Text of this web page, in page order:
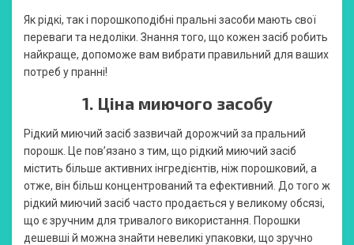
Як рідкі, так і порошкоподібні пральні засоби мають свої
переваги та недоліки. Знання того, що кожен засіб робить
найкраще, допоможе вам вибрати правильний для ваших
потреб у пранні!
1. Ціна миючого засобу
Рідкий миючий засіб зазвичай дорожчий за пральний
порошк. Це пов’язано з тим, що рідкий миючий засіб
містить більше активних інгредієнтів, ніж порошковий, а
отже, він більш концентрований та ефективний. До того ж
рідкий миючий засіб часто продається у великому обсязі,
що є зручним для тривалого використання. Порошки
дешевші й можна знайти невеликі упаковки, що зручно